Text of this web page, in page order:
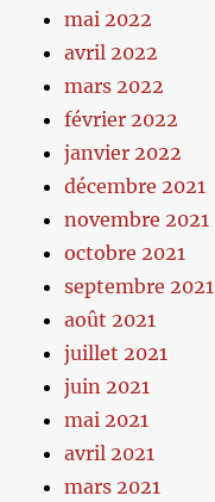
mai 2022
avril 2022
mars 2022
février 2022
janvier 2022
décembre 2021
novembre 2021
octobre 2021
septembre 2021
août 2021
juillet 2021
juin 2021
mai 2021
avril 2021
mars 2021